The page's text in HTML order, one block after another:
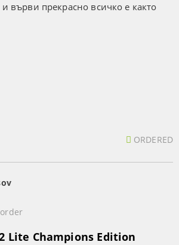
върви прекрасно всичко е както
ORDERED
Lite Champions Edition